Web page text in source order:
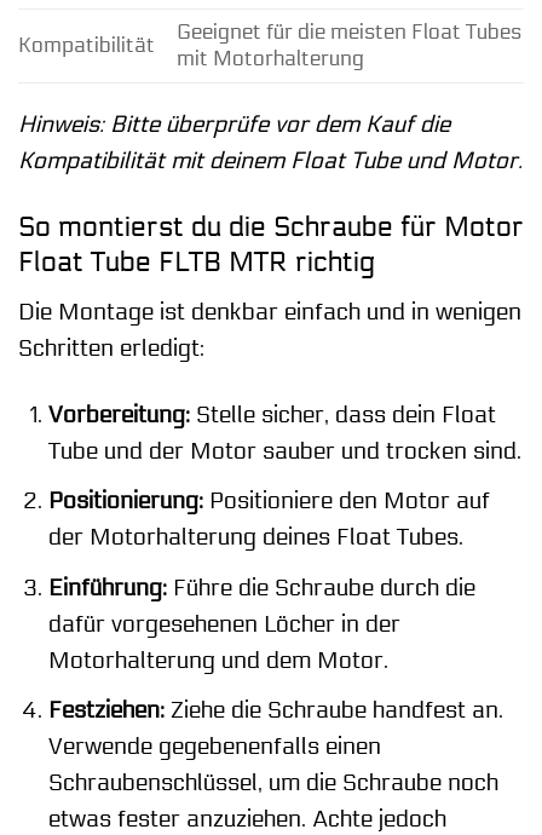
Kompatibilität
Geeignet für die meisten Float Tubes
mit Motorhalterung
Hinweis: Bitte überprüfe vor dem Kauf die
Kompatibilität mit deinem Float Tube und Motor.
So montierst du die Schraube für Motor
Float Tube FLTB MTR richtig
Die Montage ist denkbar einfach und in wenigen
Schritten erledigt:
Vorbereitung:Stelle sicher, dass dein Float
Tube und der Motor sauber und trocken sind.
Positionierung:Positioniere den Motor auf
der Motorhalterung deines Float Tubes.
Einführung:Führe die Schraube durch die
dafür vorgesehenen Löcher in der
Motorhalterung und dem Motor.
Festziehen:Ziehe die Schraube handfest an.
Verwende gegebenenfalls einen
Schraubenschlüssel, um die Schraube noch
etwas fester anzuziehen. Achte jedoch